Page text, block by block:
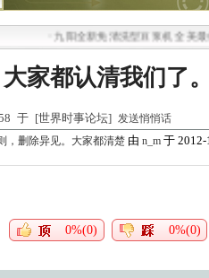
九阳全新免清洗型豆浆机 全美最低
大家都认清我们了
于 [世界时事论坛] 发送悄悄话
，删除异见。大家都清楚 由 n_m 于
0%(0) 0%(0)